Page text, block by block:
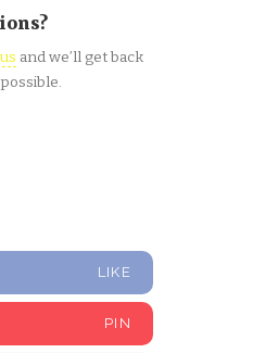
and we’ll get back
LIKE
PIN